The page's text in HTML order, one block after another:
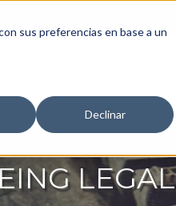
sus preferencias en base a un
Declinar
LEGAL